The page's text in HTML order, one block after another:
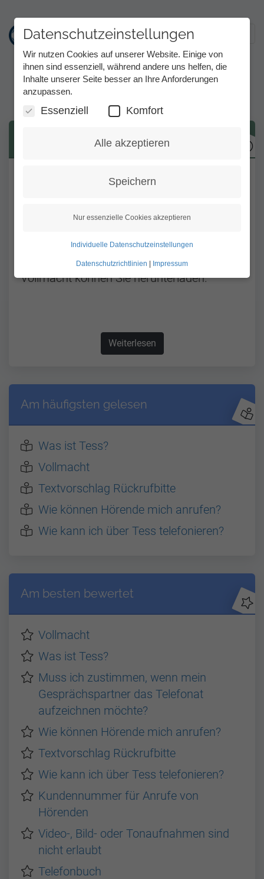
Telefonieren mit Tess
Wenn Tess ein vertrauliches Gespräch z. B.
dolmetschen soll, dann können Sie ihnen
bevollmächtigen Sie Tess, telefonische
Gesprächsinhalte für Sie zu vermitteln. Die
Vollmacht können Sie herunterladen.
Weiterlesen
Am häufigsten gelesen
Was ist Tess?
Vollmacht
Textvorschlag Rückrufbitte
Wie können Hörende mich anrufen?
Wie kann ich über Tess telefonieren?
Am besten bewertet
Vollmacht
Was ist Tess?
Muss ich zustimmen, wenn mein
Gesprächspartner das Telefonat
aufzeichnen möchte?
Wie können Hörende mich anrufen?
Textvorschlag Rückrufbitte
Wie kann ich über Tess telefonieren?
Kundennummer für Anrufe von
Hörenden
Video-, Bild- oder Tonaufnahmen sind
nicht erlaubt
Telefonbuch
Datenschutzeinstellungen
Wir nutzen Cookies auf unserer Website. Einige von
ihnen sind essenziell, während andere uns helfen, die
Inhalte unserer Seite besser an Ihre Anforderungen
anzupassen.
Essenziell Komfort
Alle akzeptieren
Speichern
Nur essenzielle Cookies akzeptieren
Individuelle Datenschutzeinstellungen
Datenschutzrichtlinien Impressum